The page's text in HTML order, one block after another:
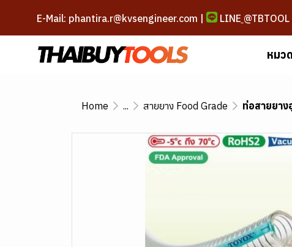
E-Mail: phantira.r@kvsengineer.com | LINE @TBTOOL
หมว
Home ... สายยาง Food Grade ท่อสายยาง